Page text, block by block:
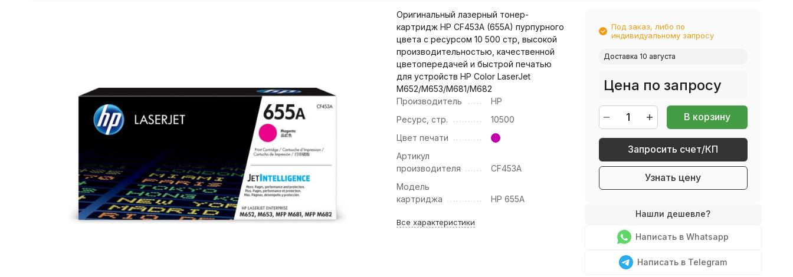
Оригинальный лазерный тонер-
картридж HP CF453A (655A) пурпурного
цвета с ресурсом 10 500 стр, высокой
производительностью, качественной
цветопередачей и быстрой печатью
для устройств HP Color LaserJet
M652/M653/M681/M682
Производитель
HP
Ресурс, стр.
10500
Цвет печати
Артикул
производителя
CF453A
Модель
картриджа
HP 655A
Все характеристики
Под заказ, либо по
индивидуальному запросу
Доставка 10 августа
Цена по запросу
В корзину
Запросить счет/КП
Узнать цену
Написать в Whatsapp
Написать в Telegram